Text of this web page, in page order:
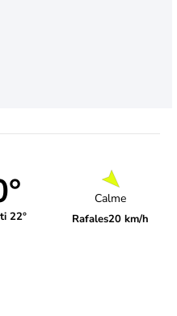
22°
Calme
Rafales20 km/h